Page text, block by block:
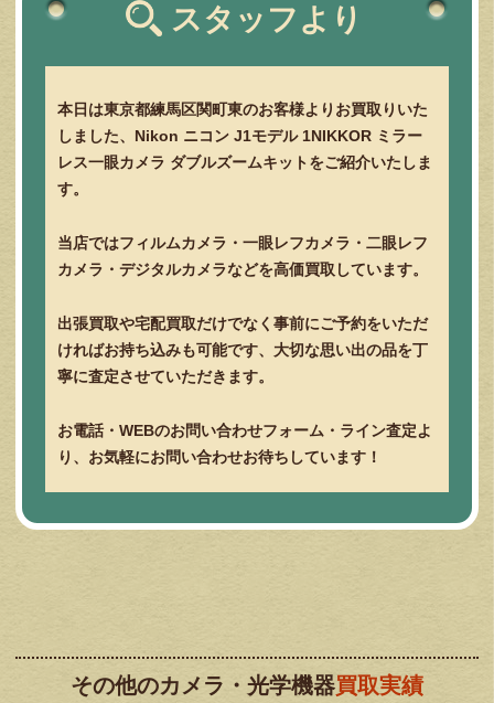
スタッフより
本日は東京都練馬区関町東のお客様よりお買取りいた
しました、Nikon ニコン J1モデル 1NIKKOR ミラー
レス一眼カメラ ダブルズームキットをご紹介いたしま
す。
当店ではフィルムカメラ・一眼レフカメラ・二眼レフ
カメラ・デジタルカメラなどを高価買取しています。
出張買取や宅配買取だけでなく事前にご予約をいただ
ければお持ち込みも可能です、大切な思い出の品を丁
寧に査定させていただきます。
お電話・WEBのお問い合わせフォーム・ライン査定よ
り、お気軽にお問い合わせお待ちしています！
その他のカメラ・光学機器買取実績